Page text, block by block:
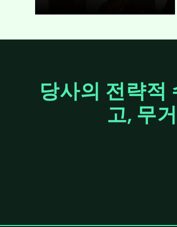
펼치기
당사의 전략적
고, 무